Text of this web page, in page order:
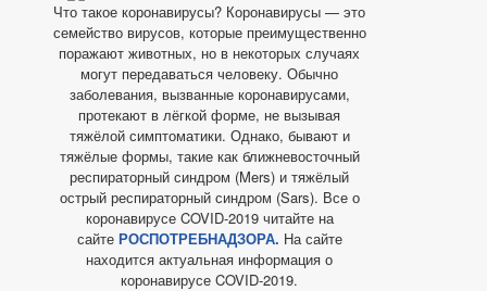
Что такое коронавирусы? Коронавирусы — это
семейство вирусов, которые преимущественно
поражают животных, но в некоторых случаях
могут передаваться человеку. Обычно
заболевания, вызванные коронавирусами,
протекают в лёгкой форме, не вызывая
тяжёлой симптоматики. Однако, бывают и
тяжёлые формы, такие как ближневосточный
респираторный синдром (Mers) и тяжёлый
острый респираторный синдром (Sars). Все о
коронавирусе COVID-2019 читайте на
сайте РОСПОТРЕБНАДЗОРА. На сайте
находится актуальная информация о
коронавирусе COVID-2019.